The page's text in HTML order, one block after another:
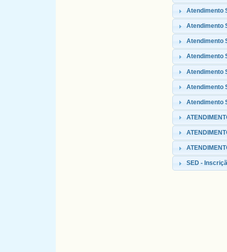
Atendimento
Atendimento
Atendimento
Atendimento
Atendimento
Atendimento
Atendimento
SED -